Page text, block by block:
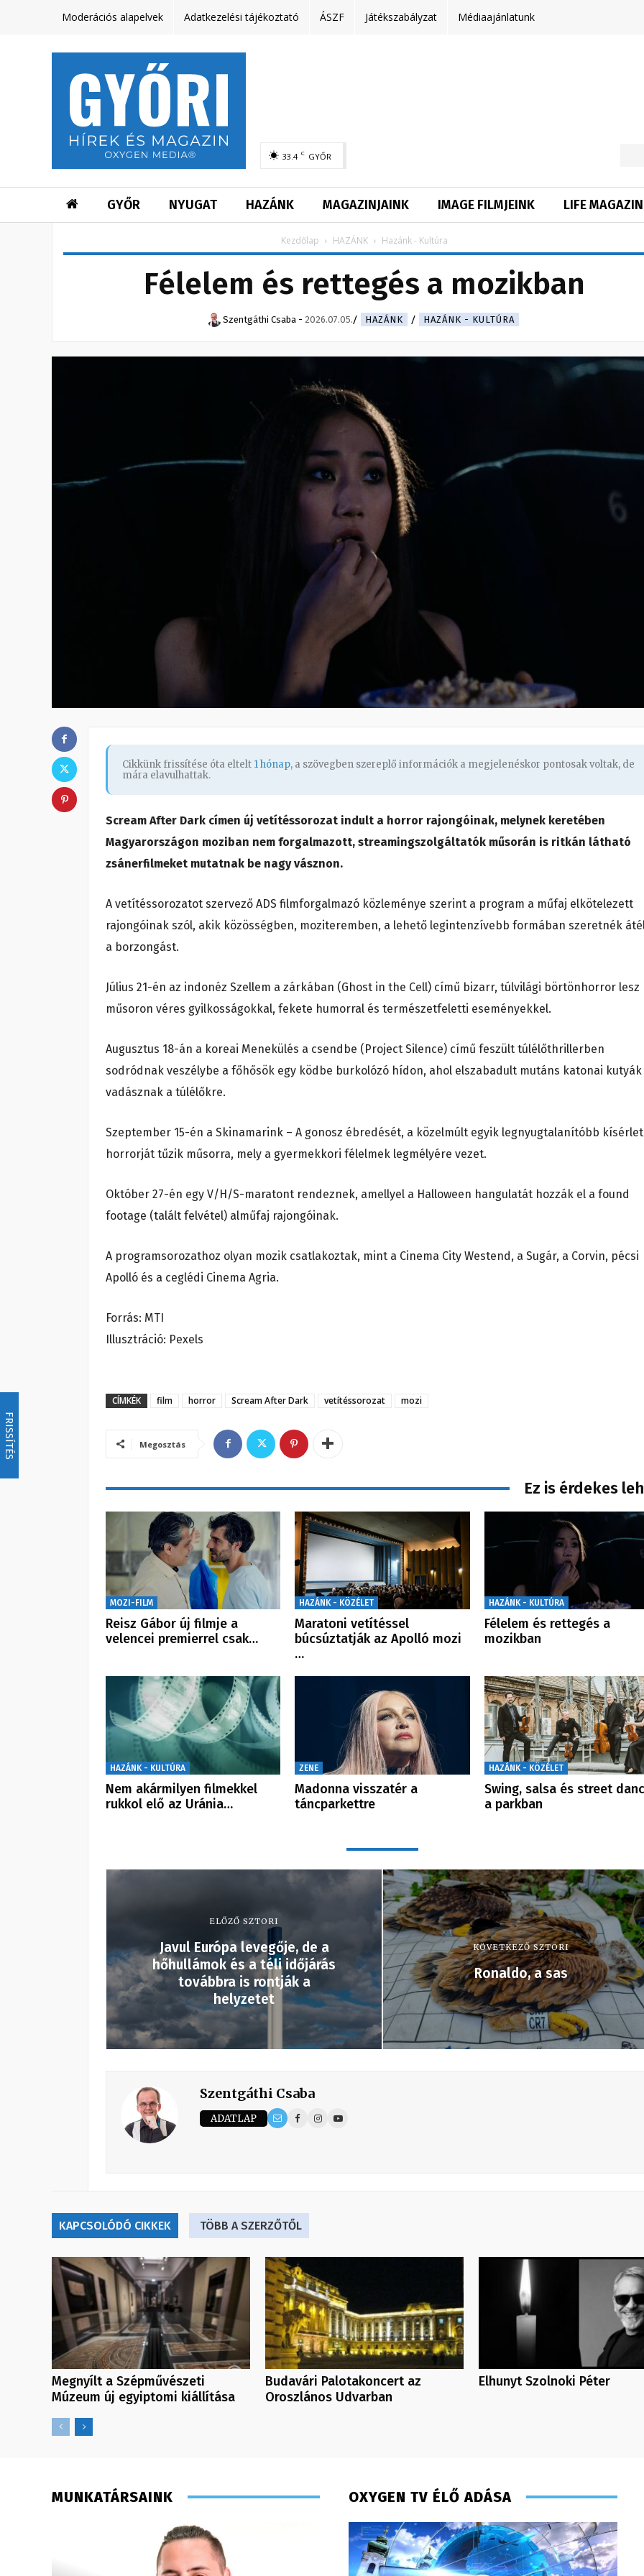
FRISSÍTÉS
Moderációs alapelvek Adatkezelési tájékoztató ÁSZF Játékszabályzat Médiaajánlatunk
33.4 C GYŐR
GYŐR NYUGAT HAZÁNK MAGAZINJAINK IMAGE FILMJEINK LIFE MAGAZIN
Kezdőlap HAZÁNK Hazánk - Kultúra
Félelem és rettegés a mozikban
Szentgáthi Csaba - 2026.07.05. HAZÁNK HAZÁNK - KULTÚRA
Cikkünk frissítése óta eltelt 1 hónap, a szövegben szereplő információk a megjelenéskor pontosak voltak, de
mára elavulhattak.
Scream After Dark címen új vetítéssorozat indult a horror rajongóinak, melynek keretében
Magyarországon moziban nem forgalmazott, streamingszolgáltatók műsorán is ritkán látható
zsánerfilmeket mutatnak be nagy vásznon.
A vetítéssorozatot szervező ADS filmforgalmazó közleménye szerint a program a műfaj elkötelezett
rajongóinak szól, akik közösségben, moziteremben, a lehető legintenzívebb formában szeretnék
a borzongást.
Július 21-én az indonéz Szellem a zárkában (Ghost in the Cell) című bizarr, túlvilági börtönhorror lesz
műsoron véres gyilkosságokkal, fekete humorral és természetfeletti eseményekkel.
Augusztus 18-án a koreai Menekülés a csendbe (Project Silence) című feszült túlélőthrillerben
sodródnak veszélybe a főhősök egy ködbe burkolózó hídon, ahol elszabadult mutáns katonai kutyák
vadásznak a túlélőkre.
Szeptember 15-én a Skinamarink – A gonosz ébredését, a közelmúlt egyik legnyugtalanítóbb
horrorját tűzik műsorra, mely a gyermekkori félelmek legmélyére vezet.
Október 27-én egy V/H/S-maratont rendeznek, amellyel a Halloween hangulatát hozzák el a found
footage (talált felvétel) alműfaj rajongóinak.
A programsorozathoz olyan mozik csatlakoztak, mint a Cinema City Westend, a Sugár, a Corvin, pécsi
Apolló és a ceglédi Cinema Agria.
Forrás: MTI
Illusztráció: Pexels
CÍMKÉK film horror Scream After Dark vetítéssorozat mozi
Megosztás
Ez is érdekes
MOZI-FILM
Reisz Gábor új filmje a
velencei premierrel csak…
HAZÁNK - KÖZÉLET
Maratoni vetítéssel
búcsúztatják az Apolló mozi
…
HAZÁNK - KULTÚRA
Félelem és rettegés a
mozikban
HAZÁNK - KULTÚRA
Nem akármilyen filmekkel
rukkol elő az Uránia…
ZENE
Madonna visszatér a
táncparkettre
HAZÁNK - KÖZÉLET
Swing, salsa és street
a parkban
ELŐZŐ SZTORI
Javul Európa levegője, de a
hőhullámok és a téli időjárás
továbbra is rontják a
helyzetet
KÖVETKEZŐ SZTORI
Ronaldo, a sas
Szentgáthi Csaba
ADATLAP
KAPCSOLÓDÓ CIKKEK TÖBB A SZERZŐTŐL
Megnyílt a Szépművészeti
Múzeum új egyiptomi kiállítása
Budavári Palotakoncert az
Oroszlános Udvarban
Elhunyt Szolnoki Péter
MUNKATÁRSAINK OXYGEN TV ÉLŐ ADÁSA